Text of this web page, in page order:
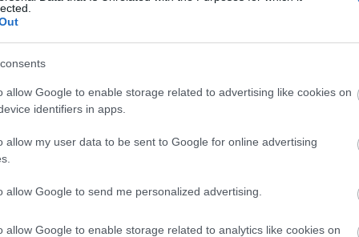
allow Google to enable storage related to advertising like cookies on
identifiers in apps.
allow my user data to be sent to Google for online advertising
allow Google to send me personalized advertising.
allow Google to enable storage related to analytics like cookies on
και οι πιστοποιήσεις ποιότητας, καθώς και η
Με αυτόν τον τρόπο, οι επιχειρήσεις
της εγχώριας όσο και της διεθνούς αγοράς.